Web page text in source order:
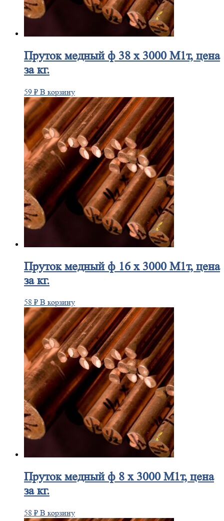
Прутокмедный ф 38 х 3000 М1т, цена
за кг.
59 ₽ В корзину
Прутокмедный ф 16 х 3000 М1т, цена
за кг.
58 ₽ В корзину
Прутокмедный ф 8 х 3000 М1т, цена
за кг.
58 ₽ В корзину